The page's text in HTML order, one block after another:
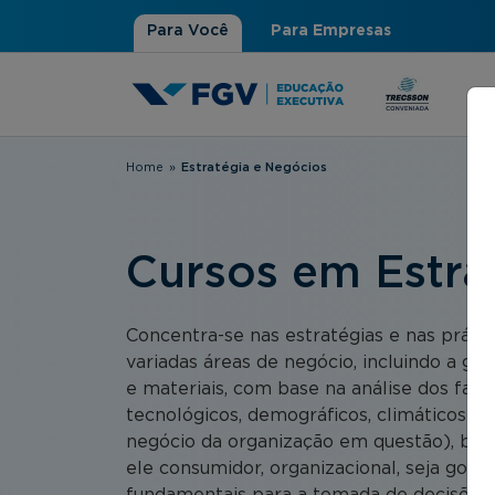
Para Você Para Empresas
Você está aqui
Home » Estratégia e Negócios
Cursos em
Concentra-se nas estratégias e nas
variadas áreas de negócio, incluindo a
e materiais, com base na análise dos
tecnológicos, demográficos, climáticos) e
negócio da organização em questão),
ele consumidor, organizacional, seja